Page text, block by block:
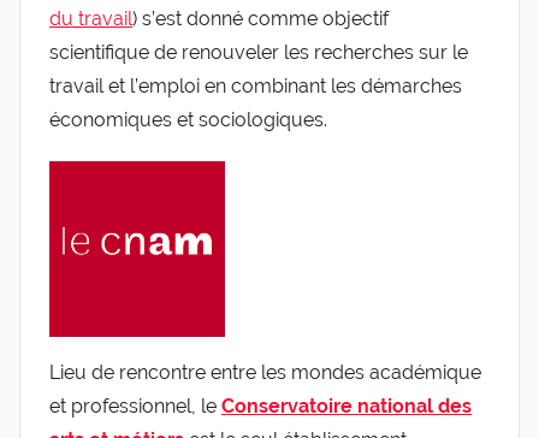
du travail) s’est donné comme objectif
scientifique de renouveler les recherches sur le
travail et l’emploi en combinant les démarches
économiques et sociologiques.
Lieu de rencontre entre les mondes académique
et professionnel, le Conservatoire national des